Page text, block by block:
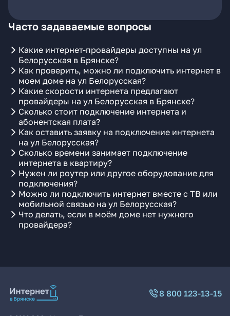
Часто задаваемые вопросы
Какие интернет-провайдеры доступны на ул
Белорусская в Брянске?
Как проверить, можно ли подключить интернет в
моем доме на ул Белорусская?
Какие скорости интернета предлагают
провайдеры на ул Белорусская в Брянске?
Сколько стоит подключение интернета и
абонентская плата?
Как оставить заявку на подключение интернета
на ул Белорусская?
Сколько времени занимает подключение
интернета в квартиру?
Нужен ли роутер или другое оборудование для
подключения?
Можно ли подключить интернет вместе с ТВ или
мобильной связью на ул Белорусская?
Что делать, если в моём доме нет нужного
провайдера?
8 800 123-13-15